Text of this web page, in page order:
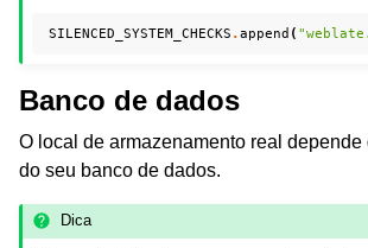
SILENCED_SYSTEM_CHECKS .append (
Banco de dados
O local de armazenamento real
do seu banco de dados.
Dica